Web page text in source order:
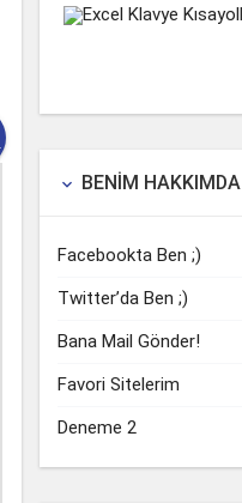
 BENIM HAKKIMDA
Facebookta Ben ;)
Twitter’da Ben ;)
Bana Mail Gönder!
Favori Sitelerim
Deneme 2